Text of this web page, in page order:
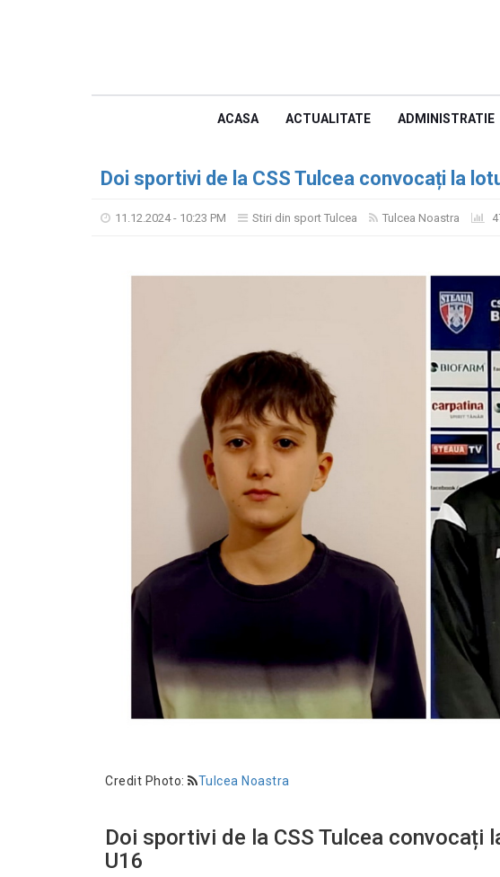
ACASA ACTUALITATE ADMINISTRATIE
Doi sportivi de la CSS Tulcea convocați la
11.12.2024 - 10:23 PM Stiri din sport Tulcea Tulcea Noastra
Credit Photo: Tulcea Noastra
Doi sportivi de la CSS Tulcea convocați
U16